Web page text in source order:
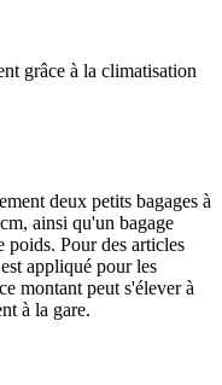
grâce à la climatisation
deux petits bagages à
ainsi qu'un bagage
poids. Pour des articles
appliqué pour les
montant peut s'élever à
à la gare.